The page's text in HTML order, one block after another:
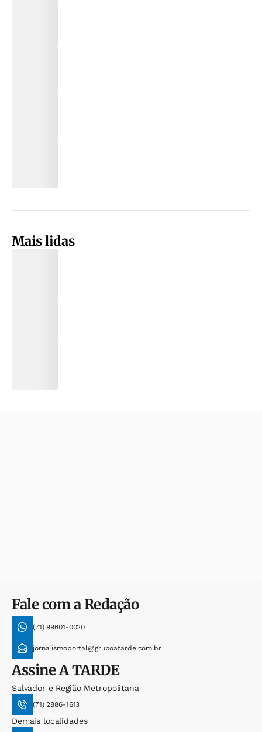
Mais lidas
Fale com a Redação
(71) 99601-0020
jornalismoportal@grupoatarde.com.br
AssineA TARDE
Salvador e Região Metropolitana
(71) 2886-1613
Demais localidades